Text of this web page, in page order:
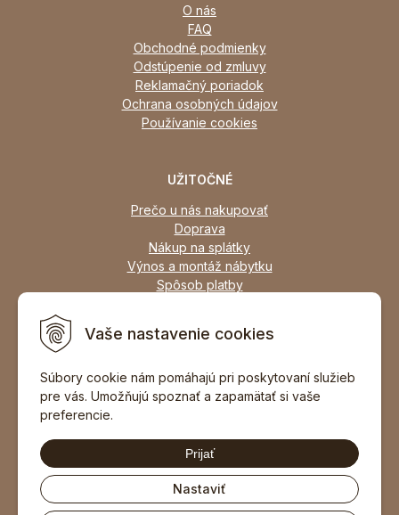
Vaše nastavenie cookies
Súbory cookie nám pomáhajú pri poskytovaní služieb
pre vás. Umožňujú spoznať a zapamätať si vaše
preferencie.
Prijať
Nastaviť
O nás
FAQ
Obchodné podmienky
Odstúpenie od zmluvy
Reklamačný poriadok
Ochrana osobných údajov
Používanie cookies
UŽITOČNÉ
Prečo u nás nakupovať
Doprava
Nákup na splátky
Výnos a montáž nábytku
Spôsob platby
Zariadime všetky typy interiérov
DOPORUČIŤ ZNÁMEMU